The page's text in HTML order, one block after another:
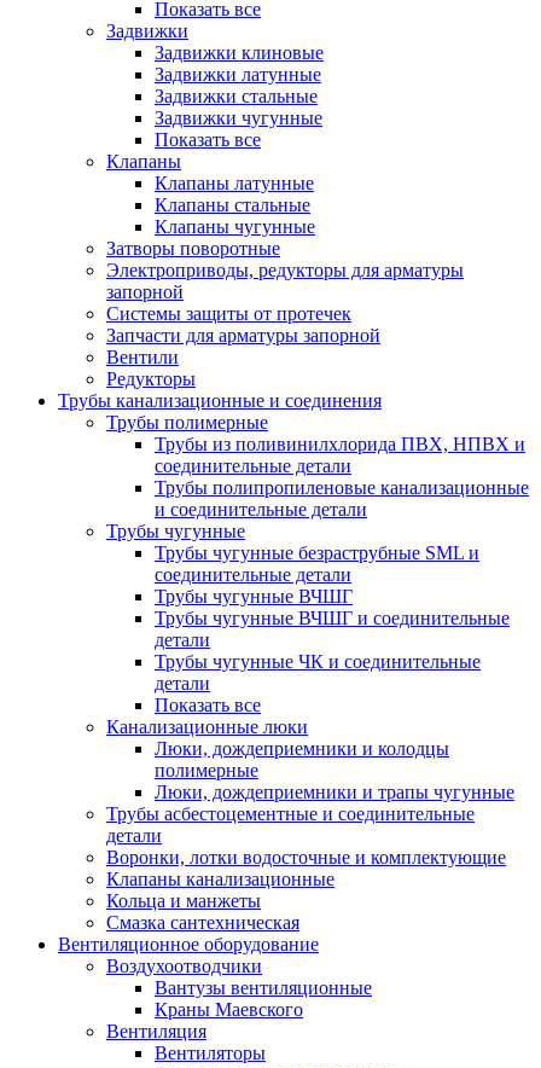
Показать все
Задвижки
Задвижки клиновые
Задвижки латунные
Задвижки стальные
Задвижки чугунные
Показать все
Клапаны
Клапаны латунные
Клапаны стальные
Клапаны чугунные
Затворы поворотные
Электроприводы, редукторы для арматуры
запорной
Системы защиты от протечек
Запчасти для арматуры запорной
Вентили
Редукторы
Трубы канализационные и соединения
Трубы полимерные
Трубы из поливинилхлорида ПВХ, НПВХ и
соединительные детали
Трубы полипропиленовые канализационные
и соединительные детали
Трубы чугунные
Трубы чугунные безраструбные SML и
соединительные детали
Трубы чугунные ВЧШГ
Трубы чугунные ВЧШГ и соединительные
детали
Трубы чугунные ЧК и соединительные
детали
Показать все
Канализационные люки
Люки, дождеприемники и колодцы
полимерные
Люки, дождеприемники и трапы чугунные
Трубы асбестоцементные и соединительные
детали
Воронки, лотки водосточные и комплектующие
Клапаны канализационные
Кольца и манжеты
Смазка сантехническая
Вентиляционное оборудование
Воздухоотводчики
Вантузы вентиляционные
Краны Маевского
Вентиляция
Вентиляторы